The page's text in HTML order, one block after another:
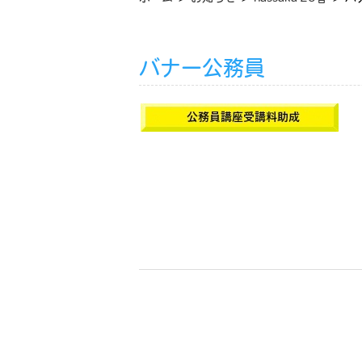
バナー公務員